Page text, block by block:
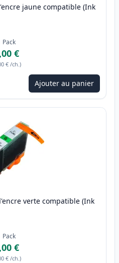
jaune compatible (Ink
Pack
€
€ /ch.)
Ajouter au panier
verte compatible (Ink
Pack
€
€ /ch.)